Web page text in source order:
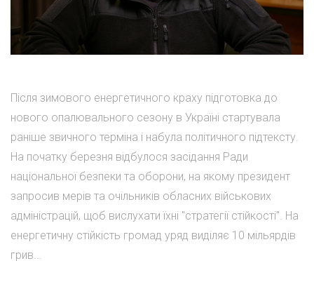
Після зимового енергетичного краху підготовка до
нового опалювального сезону в Україні стартувала
раніше звичного терміна і набула політичного підтексту.
На початку березня відбулося засідання Ради
національної безпеки та оборони, на якому президент
запросив мерів та очільників обласних військових
адміністрацій, щоб вислухати їхні "стратегії стійкості". На
енергетичну стійкість громад уряд виділяє 10 мільярдів
грив...